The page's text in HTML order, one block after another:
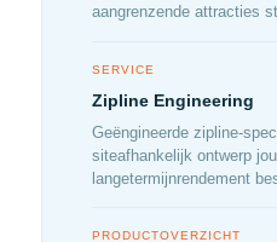
aangrenzende attracties
SERVICE
Zipline Engineering
Geëngineerde zipline-
siteafhankelijk ontwerp
langetermijnrendement
PRODUCTOVERZICHT